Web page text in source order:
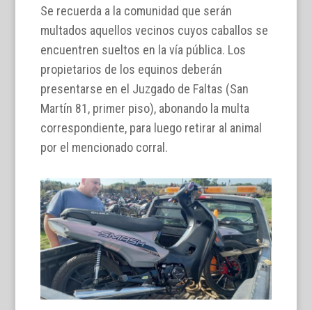
Se recuerda a la comunidad que serán
multados aquellos vecinos cuyos caballos se
encuentren sueltos en la vía pública. Los
propietarios de los equinos deberán
presentarse en el Juzgado de Faltas (San
Martín 81, primer piso), abonando la multa
correspondiente, para luego retirar al animal
por el mencionado corral.